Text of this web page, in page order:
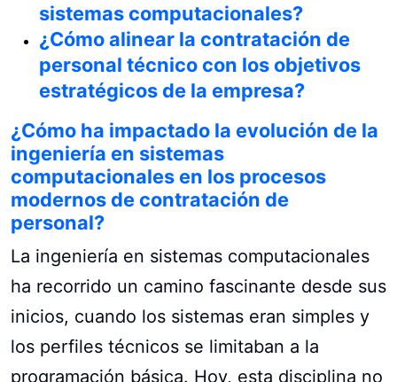
sistemas computacionales?
¿Cómo alinear la contratación de
personal técnico con los objetivos
estratégicos de la empresa?
¿Cómo ha impactado la evolución de la
ingeniería en sistemas
computacionales en los procesos
modernos de contratación de
personal?
La ingeniería en sistemas computacionales
ha recorrido un camino fascinante desde sus
inicios, cuando los sistemas eran simples y
los perfiles técnicos se limitaban a la
programación básica. Hoy, esta disciplina no